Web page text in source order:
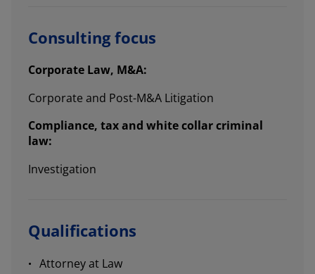
Consulting focus
Corporate Law, M&A:
Corporate and Post-M&A Litigation
Compliance, tax and white collar criminal
law:
Investigation
Qualifications
Attorney at Law